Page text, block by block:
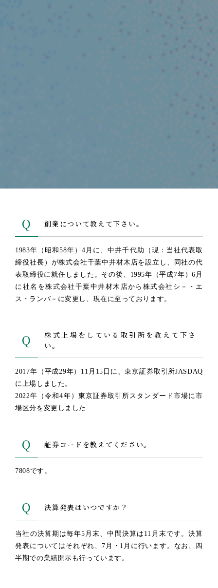
Q 創業について教えて下さい。
1983年（昭和58年）4月に、中井千代助（現：当社代表取
締役社長）が株式会社千葉中井材木店を設立し、同社の代
表取締役に就任しました。その後、1995年（平成7年）6月
に社名を株式会社千葉中井材木店から株式会社シ－・エ
ス・ランバ－に変更し、現在に至っております。
Q
株式上場をしている取引所を教えて下さ
い。
2017年（平成29年）11月15日に、東京証券取引所JASDAQ
に上場しました。
2022年（令和4年）東京証券取引所スタンダード市場に市
場区分を変更しました
Q 証券コードを教えてください。
7808です。
Q 決算発表はいつですか？
当社の決算期は毎年5月末、中間決算は11月末です。決算
発表についてはそれぞれ、7月・1月に行います。なお、四
半期での業績開示も行っています。